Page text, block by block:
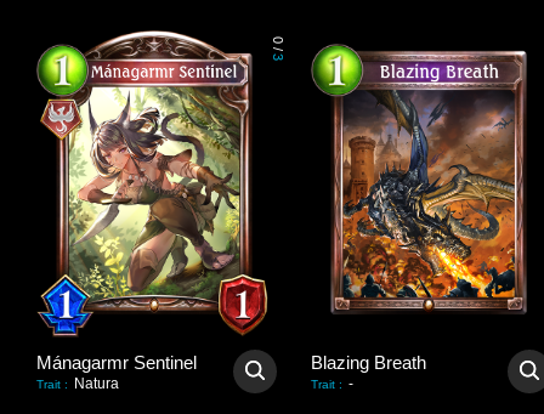
0
/
3
Mánagarmr Sentinel
Trait : Natura
Blazing Breath
Trait : -